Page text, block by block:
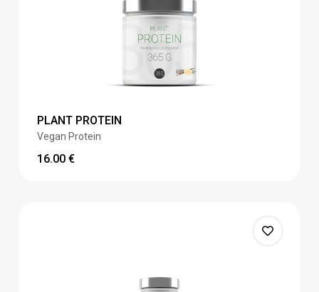
PLANT PROTEIN
Vegan Protein
16.00 €